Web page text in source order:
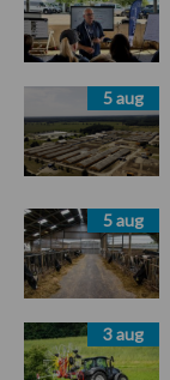
5 aug
5 aug
3 aug